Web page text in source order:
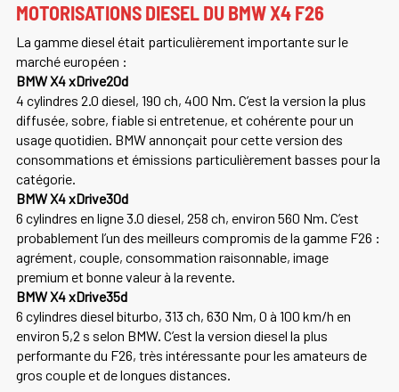
MOTORISATIONS DIESEL DU BMW X4 F26
La gamme diesel était particulièrement importante sur le
marché européen :
BMW X4 xDrive20d
4 cylindres 2.0 diesel, 190 ch, 400 Nm. C’est la version la plus
diffusée, sobre, fiable si entretenue, et cohérente pour un
usage quotidien. BMW annonçait pour cette version des
consommations et émissions particulièrement basses pour la
catégorie.
BMW X4 xDrive30d
6 cylindres en ligne 3.0 diesel, 258 ch, environ 560 Nm. C’est
probablement l’un des meilleurs compromis de la gamme F26 :
agrément, couple, consommation raisonnable, image
premium et bonne valeur à la revente.
BMW X4 xDrive35d
6 cylindres diesel biturbo, 313 ch, 630 Nm, 0 à 100 km/h en
environ 5,2 s selon BMW. C’est la version diesel la plus
performante du F26, très intéressante pour les amateurs de
gros couple et de longues distances.